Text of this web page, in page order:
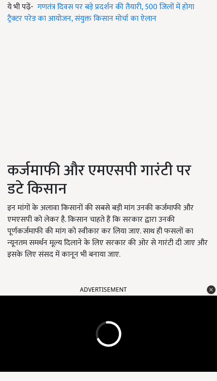
ये भी पढ़ें- गणतंत्र दिवस पर बड़े प्रदर्शन की तैयारी, 500 जिलों में होगा
ट्रैक्टर परेड का आयोजन, संयुक्त किसान मोर्चा का ऐलान
कर्जमाफी और एमएसपी गारंटी पर
डटे किसान
इन मांगों के अलावा किसानों की सबसे बड़ी मांग उनकी कर्जमाफी और
एमएसपी को लेकर है. किसान चाहते हैं कि सरकार द्वारा उनकी
पूर्णकर्जमाफी की मांग को स्वीकार कर लिया जाए. साथ ही फसलों का
न्यूनतम समर्थन मूल्य दिलाने के लिए सरकार की ओर से गारंटी दी जाए और
इसके लिए संसद में कानून भी बनाया जाए.
ADVERTISEMENT